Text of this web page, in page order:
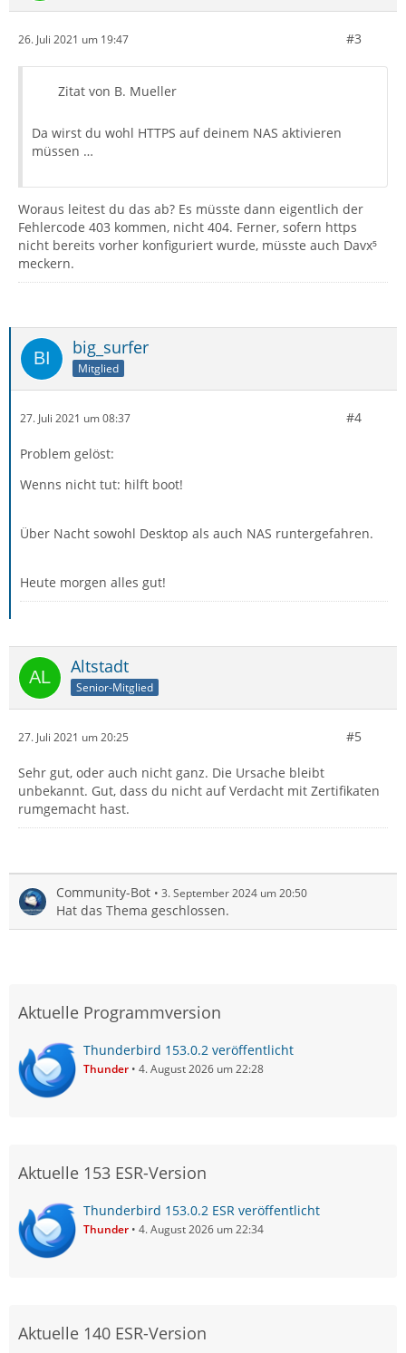
26. Juli 2021 um 19:47 #3
Zitat von B. Mueller
Da wirst du wohl HTTPS auf deinem NAS aktivieren
müssen …
Woraus leitest du das ab? Es müsste dann eigentlich der
Fehlercode 403 kommen, nicht 404. Ferner, sofern https
nicht bereits vorher konfiguriert wurde, müsste auch Davx⁵
meckern.
big_surfer
Mitglied
27. Juli 2021 um 08:37 #4
Problem gelöst:
Wenns nicht tut: hilft boot!
Über Nacht sowohl Desktop als auch NAS runtergefahren.
Heute morgen alles gut!
Altstadt
Senior-Mitglied
27. Juli 2021 um 20:25 #5
Sehr gut, oder auch nicht ganz. Die Ursache bleibt
unbekannt. Gut, dass du nicht auf Verdacht mit Zertifikaten
rumgemacht hast.
Community-Bot 3. September 2024 um 20:50
Hat das Thema geschlossen.
Aktuelle Programmversion
Thunderbird 153.0.2 veröffentlicht
Thunder 4. August 2026 um 22:28
Aktuelle 153 ESR-Version
Thunderbird 153.0.2 ESR veröffentlicht
Thunder 4. August 2026 um 22:34
Aktuelle 140 ESR-Version